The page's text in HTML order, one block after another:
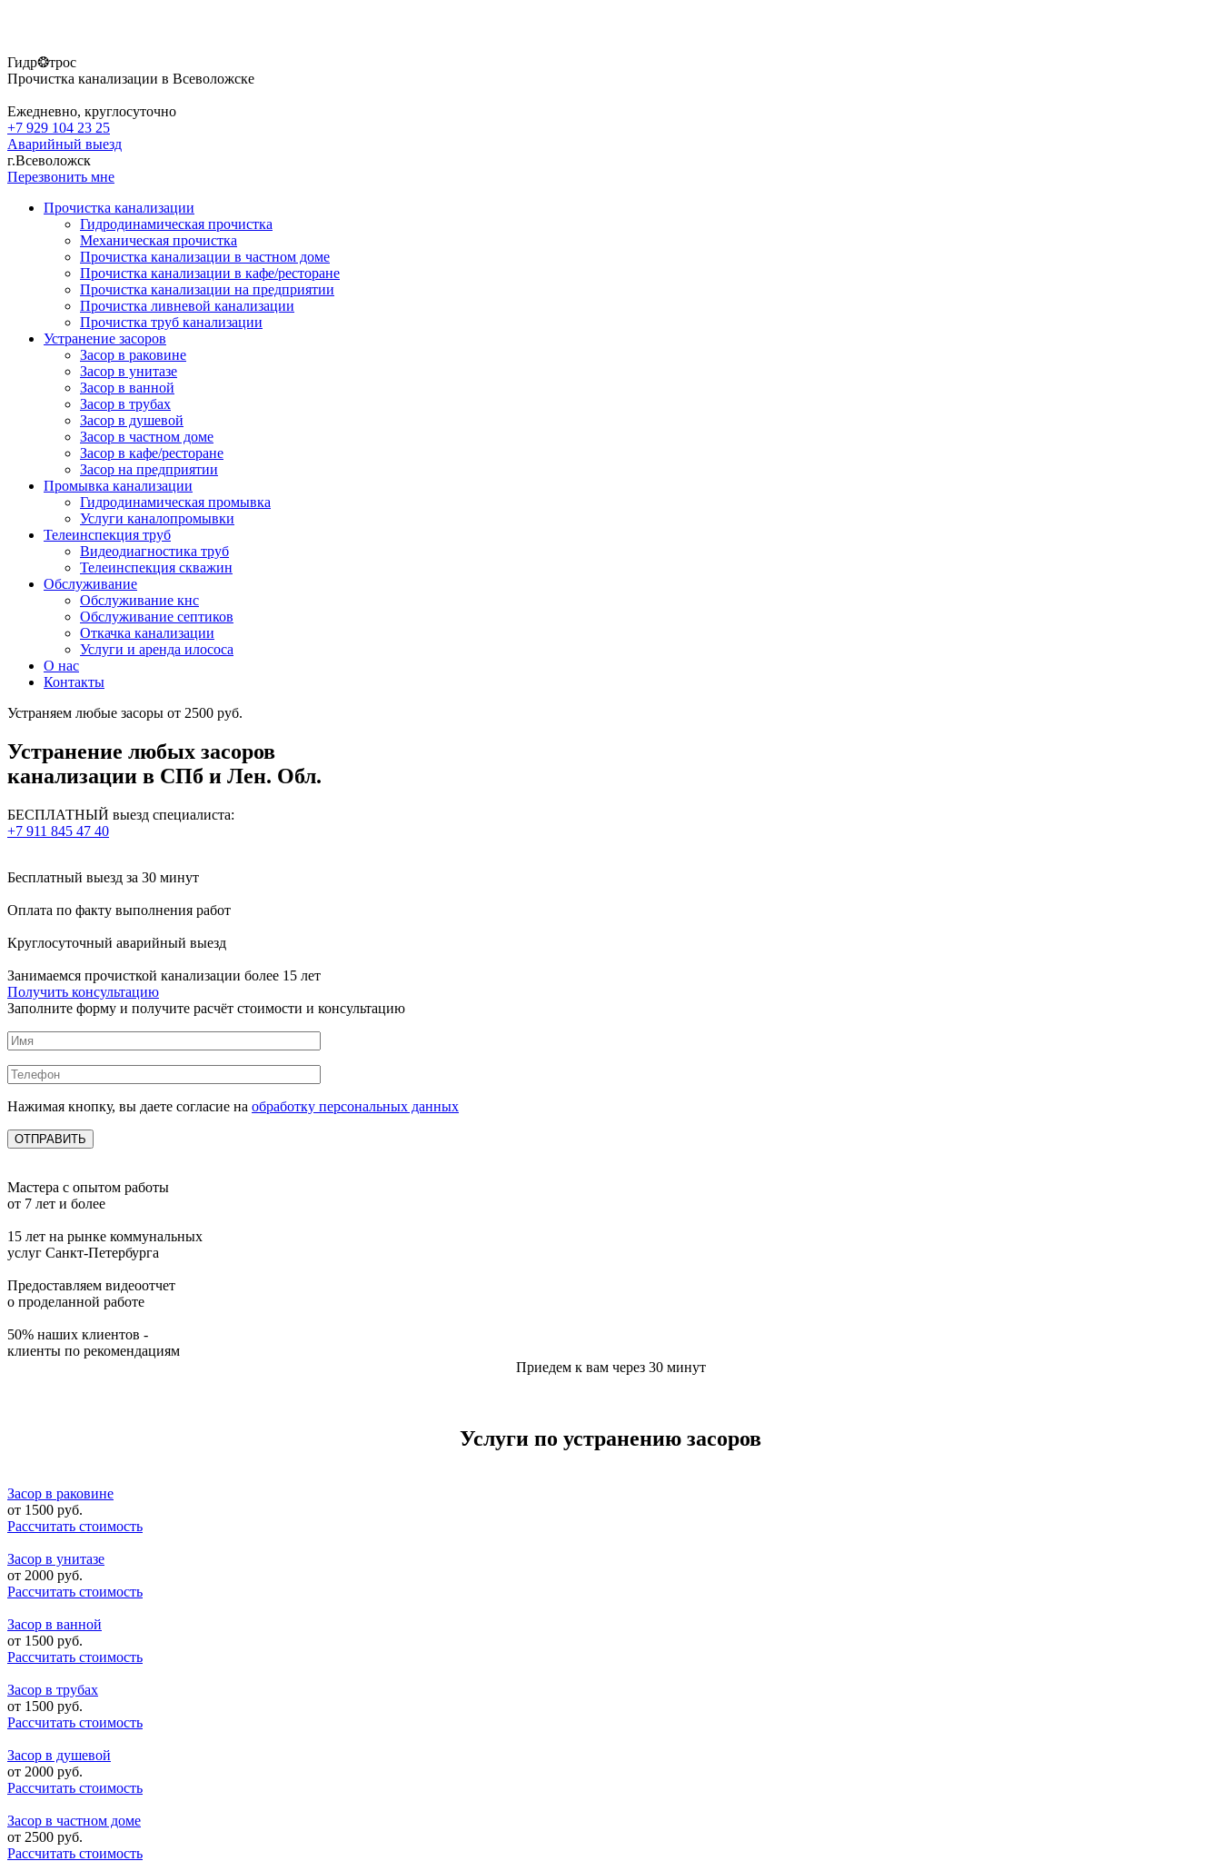
Гидр❂трос
Прочистка канализации в Всеволожске
Ежедневно, круглосуточно
+7 929 104 23 25
Аварийный выезд
г.Всеволожск
Перезвонить мне
Прочистка канализации
Гидродинамическая прочистка
Механическая прочистка
Прочистка канализации в частном доме
Прочистка канализации в кафе/ресторане
Прочистка канализации на предприятии
Прочистка ливневой канализации
Прочистка труб канализации
Устранение засоров
Засор в раковине
Засор в унитазе
Засор в ванной
Засор в трубах
Засор в душевой
Засор в частном доме
Засор в кафе/ресторане
Засор на предприятии
Промывка канализации
Гидродинамическая промывка
Услуги каналопромывки
Телеинспекция труб
Видеодиагностика труб
Телеинспекция скважин
Обслуживание
Обслуживание кнс
Обслуживание септиков
Откачка канализации
Услуги и аренда илососа
О нас
Контакты
Устраняем любые засоры от 2500 руб.
Устранение любых засоров
канализации в СПб и Лен. Обл.
БЕСПЛАТНЫЙ выезд специалиста:
+7 911 845 47 40
Бесплатный выезд за 30 минут
Оплата по факту выполнения работ
Круглосуточный аварийный выезд
Занимаемся прочисткой канализации более 15 лет
Получить консультацию
Заполните форму и получите расчёт стоимости и консультацию
Нажимая кнопку, вы даете согласие на обработку персональных данных
Мастера с опытом работы
от 7 лет и более
15 лет на рынке коммунальных
услуг Санкт-Петербурга
Предоставляем видеоотчет
о проделанной работе
50% наших клиентов -
клиенты по рекомендациям
Приедем к вам через 30 минут
Услуги по устранению засоров
Засор в раковине
от 1500 руб.
Рассчитать стоимость
Засор в унитазе
от 2000 руб.
Рассчитать стоимость
Засор в ванной
от 1500 руб.
Рассчитать стоимость
Засор в трубах
от 1500 руб.
Рассчитать стоимость
Засор в душевой
от 2000 руб.
Рассчитать стоимость
Засор в частном доме
от 2500 руб.
Рассчитать стоимость